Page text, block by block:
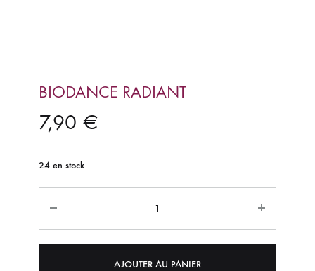
BIODANCE RADIANT
7,90 €
24 en stock
AJOUTER AU PANIER